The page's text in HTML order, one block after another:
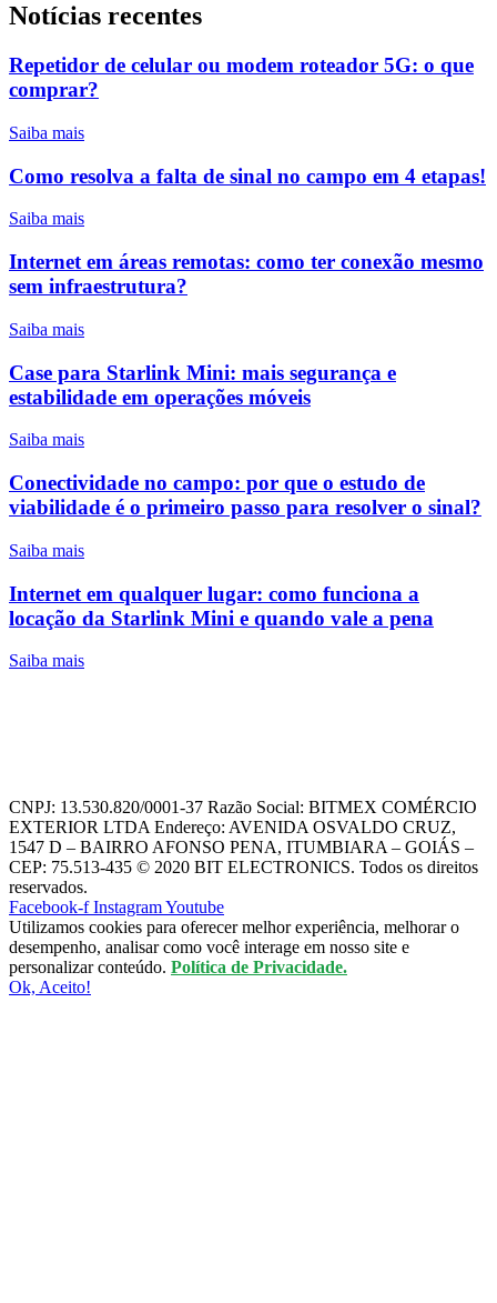
Notícias recentes
Repetidor de celular ou modem roteador 5G: o que
comprar?
Saiba mais
Como resolva a falta de sinal no campo em 4 etapas!
Saiba mais
Internet em áreas remotas: como ter conexão mesmo
sem infraestrutura?
Saiba mais
Case para Starlink Mini: mais segurança e
estabilidade em operações móveis
Saiba mais
Conectividade no campo: por que o estudo de
viabilidade é o primeiro passo para resolver o sinal?
Saiba mais
Internet em qualquer lugar: como funciona a
locação da Starlink Mini e quando vale a pena
Saiba mais
CNPJ: 13.530.820/0001-37 Razão Social: BITMEX COMÉRCIO
EXTERIOR LTDA Endereço: AVENIDA OSVALDO CRUZ,
1547 D – BAIRRO AFONSO PENA, ITUMBIARA – GOIÁS –
CEP: 75.513-435 © 2020 BIT ELECTRONICS. Todos os direitos
reservados.
Facebook-f InstagramYoutube
Utilizamos cookies para oferecer melhor experiência, melhorar o
desempenho, analisar como você interage em nosso site e
personalizar conteúdo. Política de Privacidade.
Ok, Aceito!